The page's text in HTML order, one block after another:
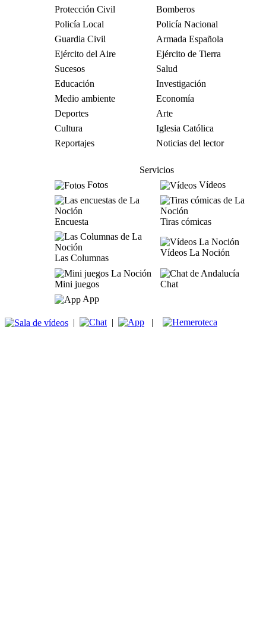
Protección Civil
Bomberos
Policía Local
Policía Nacional
Guardia Civil
Armada Española
Ejército del Aire
Ejército de Tierra
Sucesos
Salud
Educación
Investigación
Medio ambiente
Economía
Deportes
Arte
Cultura
Iglesia Católica
Reportajes
Noticias del lector
Servicios
Fotos
Vídeos
Encuesta Tiras cómicas
Las Columnas
Vídeos La Noción
Mini juegos
Chat
App
| | |